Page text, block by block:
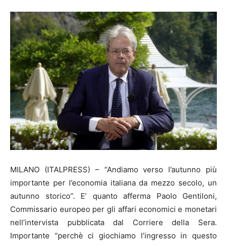
MILANO (ITALPRESS) – “Andiamo verso l’autunno più
importante per l’economia italiana da mezzo secolo, un
autunno storico”. E’ quanto afferma Paolo Gentiloni,
Commissario europeo per gli affari economici e monetari
nell’intervista pubblicata dal Corriere della Sera.
Importante “perchè ci giochiamo l’ingresso in questo